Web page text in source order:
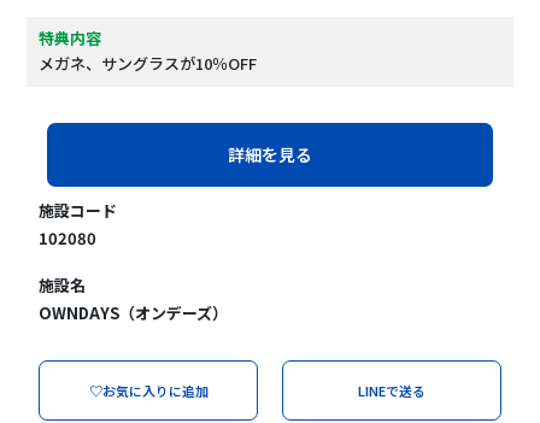
特典内容
メガネ、サングラスが10％OFF
詳細を見る
施設コード
102080
施設名
OWNDAYS（オンデーズ）
♡お気に入りに追加 LINEで送る